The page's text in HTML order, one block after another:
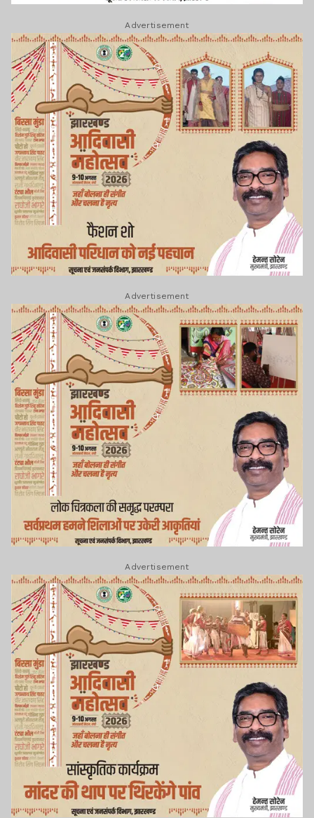
Advertisement
Advertisement
Advertisement